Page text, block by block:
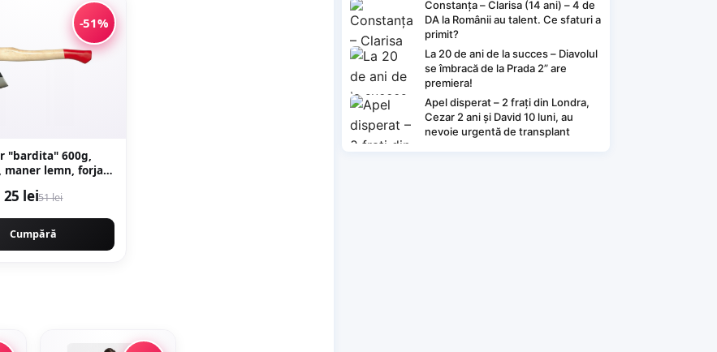
-51%
"bardita" 600g,
maner lemn, forjat
25 lei51 lei
Cumpără
Constanța – Clarisa (14 ani) – 4 de
DA la Românii au talent. Ce sfaturi a
primit?
La 20 de ani de la succes – Diavolul
se îmbracă de la Prada 2” are
premiera!
Apel disperat – 2 frați din Londra,
Cezar 2 ani și David 10 luni, au
nevoie urgentă de transplant